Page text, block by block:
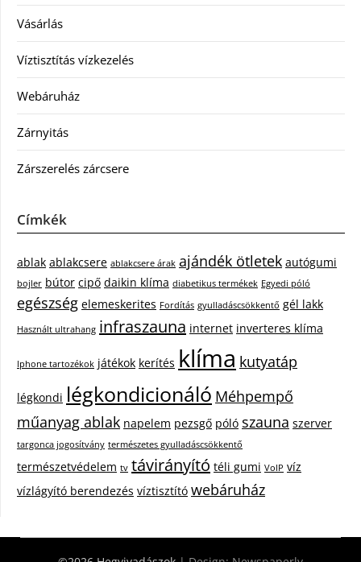
Vásárlás
Víztisztítás vízkezelés
Webáruház
Zárnyitás
Zárszerelés zárcsere
Címkék
ablak ablakcsere ablakcsere árak ajándék ötletek autógumi
bojler bútor cipő daikin klíma diabetikus termékek Egyedi póló
egészség elemeskerites Fordítás gyulladáscsökkentő gél lakk
Használt ultrahang infraszauna internet inverteres klíma
Iphone tartozékok játékok kerítés klíma kutyatáp
légkondi légkondicionáló Méhpempő
műanyag ablak napelem pezsgő póló szauna szerver
targonca jogosítvány természetes gyulladáscsökkentő
természetvédelem tv távirányító téli gumi VoIP víz
vízlágyító berendezés víztisztító webáruház